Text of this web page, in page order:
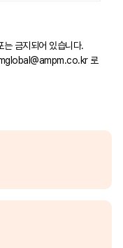
는 금지되어 있습니다.
로